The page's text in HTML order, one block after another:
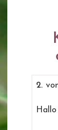
2.